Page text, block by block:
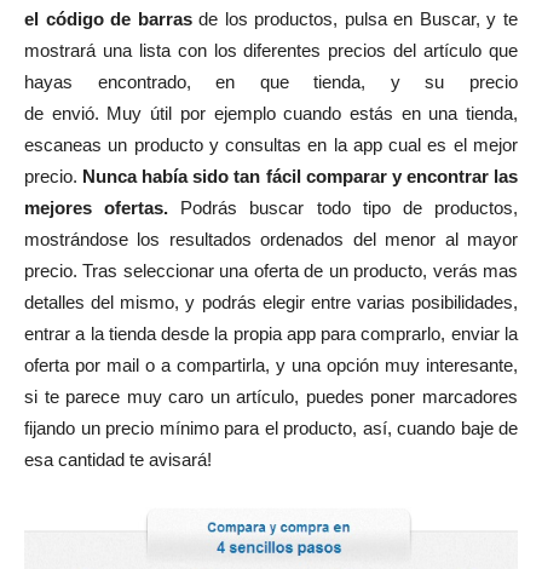
el código de barrasde los productos, pulsa en Buscar, y te
mostrará una lista con los diferentes precios del artículo que
hayas encontrado, en que tienda, y su precio
de envió. Muy útil por ejemplo cuando estás en una tienda,
escaneas un producto y consultas en la app cual es el mejor
precio. Nunca había sido tan fácil comparar y encontrar las
mejores ofertas. Podrás buscar todo tipo de productos,
mostrándose los resultados ordenados del menor al mayor
precio. Tras seleccionar una oferta de un producto, verás mas
detalles del mismo, y podrás elegir entre varias posibilidades,
entrar a la tienda desde la propia app para comprarlo, enviar la
oferta por mail o a compartirla, y una opción muy interesante,
si te parece muy caro un artículo, puedes poner marcadores
fijando un precio mínimo para el producto, así, cuando baje de
esa cantidad te avisará!